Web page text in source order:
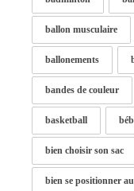
ballon musculaire
ballonements
bandes de couleur
basketball
bien choisir son sac
bien se positionner